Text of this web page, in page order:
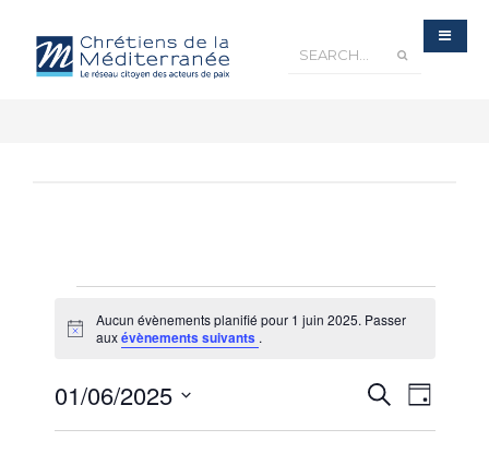
Notice
Aucun évènements planifié pour 1 juin 2025. Passer
auxévènements suivants .
Recherche
et
navigation
Recherche
de
vues
Jour
01/06/2025